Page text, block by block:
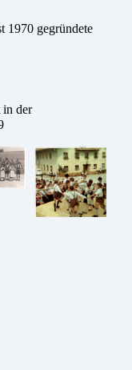
1970 gegründete
in der